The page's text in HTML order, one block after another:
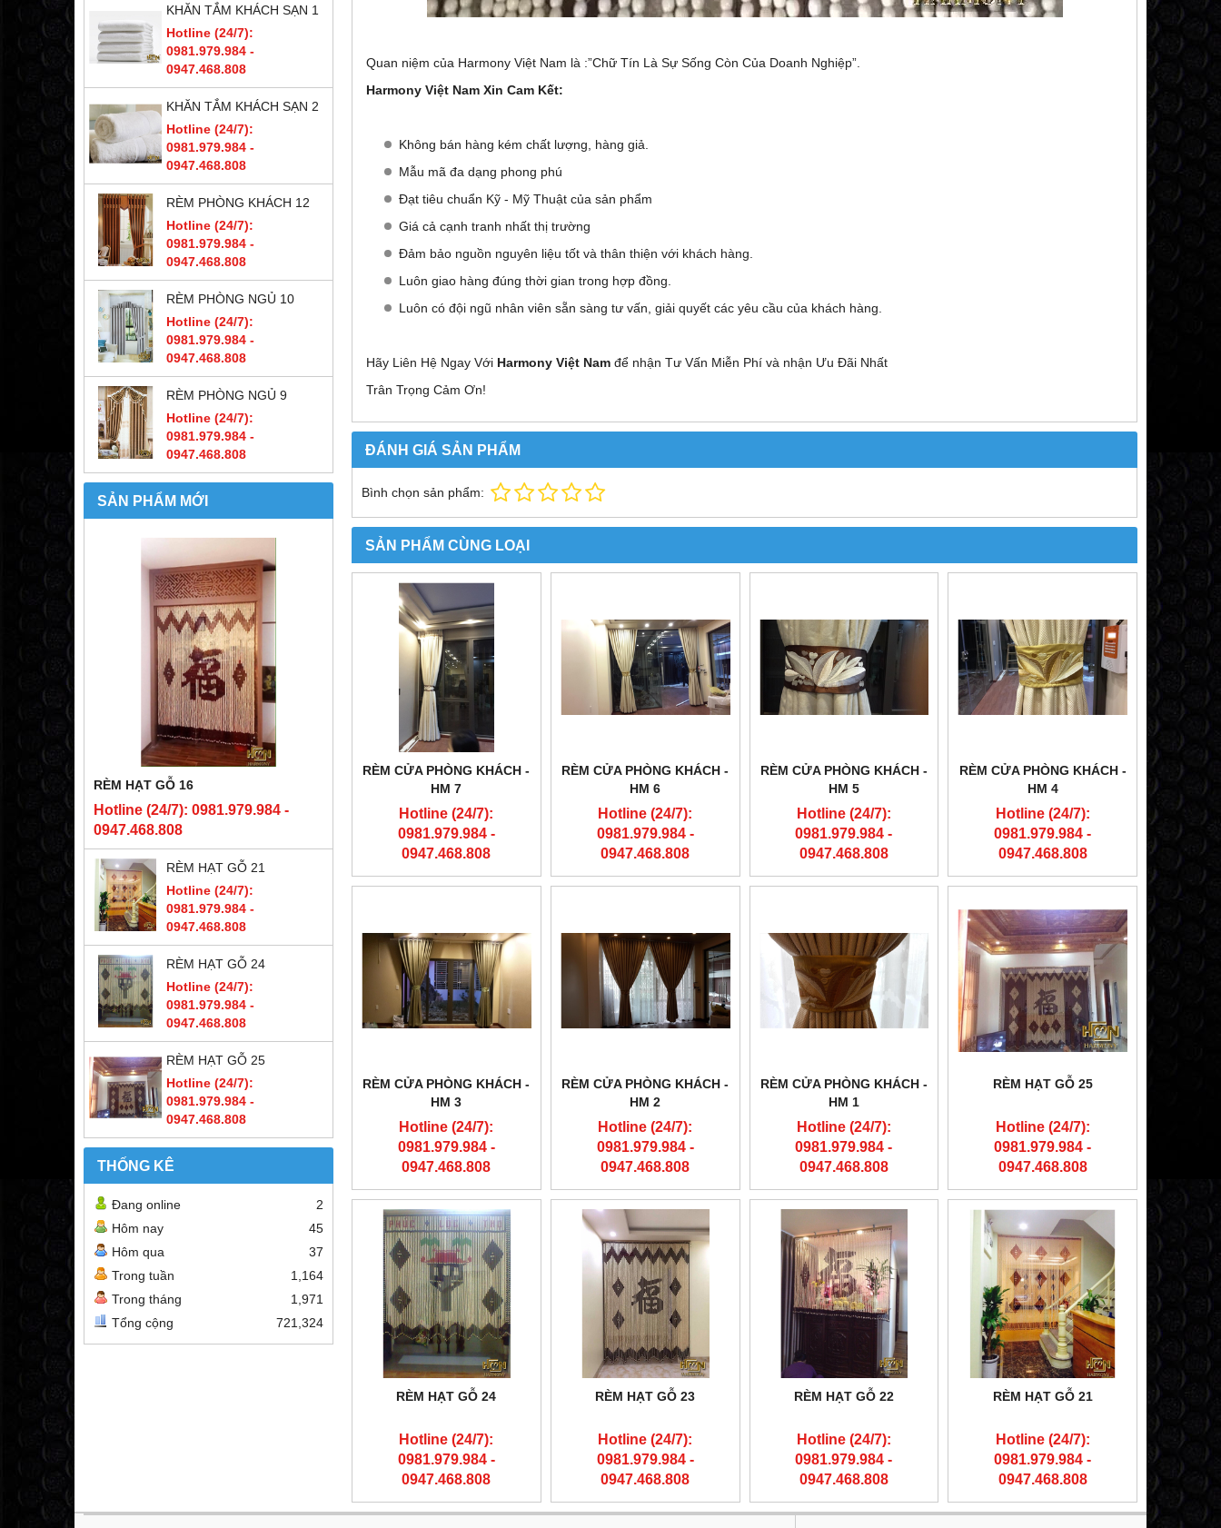
KHĂN TẮM KHÁCH SẠN 1
Hotline (24/7):
0981.979.984 -
0947.468.808
KHĂN TẮM KHÁCH SẠN 2
Hotline (24/7):
0981.979.984 -
0947.468.808
RÈM PHÒNG KHÁCH 12
Hotline (24/7):
0981.979.984 -
0947.468.808
RÈM PHÒNG NGỦ 10
Hotline (24/7):
0981.979.984 -
0947.468.808
RÈM PHÒNG NGỦ 9
Hotline (24/7):
0981.979.984 -
0947.468.808
SẢN PHẨM MỚI
RÈM HẠT GỖ 16
Hotline (24/7): 0981.979.984 -
0947.468.808
RÈM HẠT GỖ 21
Hotline (24/7):
0981.979.984 -
0947.468.808
RÈM HẠT GỖ 24
Hotline (24/7):
0981.979.984 -
0947.468.808
RÈM HẠT GỖ 25
Hotline (24/7):
0981.979.984 -
0947.468.808
THỐNG KÊ
Đang online
2
Hôm nay
45
Hôm qua
37
Trong tuần
1,164
Trong tháng
1,971
Tổng cộng
721,324
Quan niệm của Harmony Việt Nam là :”Chữ Tín Là Sự Sống Còn Của Doanh Nghiệp”.
Harmony Việt Nam Xin Cam Kết:
Không bán hàng kém chất lượng, hàng giả.
Mẫu mã đa dạng phong phú
Đạt tiêu chuẩn Kỹ - Mỹ Thuật của sản phẩm
Giá cả cạnh tranh nhất thị trường
Đảm bảo nguồn nguyên liệu tốt và thân thiện với khách hàng.
Luôn giao hàng đúng thời gian trong hợp đồng.
Luôn có đội ngũ nhân viên sẵn sàng tư vấn, giải quyết các yêu cầu của khách hàng.
Hãy Liên Hệ Ngay Với Harmony Việt Nam để nhận Tư Vấn Miễn Phí và nhận Ưu Đãi Nhất
Trân Trọng Cảm Ơn!
ĐÁNH GIÁ SẢN PHẨM
Bình chọn sản phẩm:
SẢN PHẨM CÙNG LOẠI
RÈM CỬA PHÒNG KHÁCH -
HM 7
Hotline (24/7):
0981.979.984 -
0947.468.808
RÈM CỬA PHÒNG KHÁCH -
HM 6
Hotline (24/7):
0981.979.984 -
0947.468.808
RÈM CỬA PHÒNG KHÁCH -
HM 5
Hotline (24/7):
0981.979.984 -
0947.468.808
RÈM CỬA PHÒNG KHÁCH -
HM 4
Hotline (24/7):
0981.979.984 -
0947.468.808
RÈM CỬA PHÒNG KHÁCH -
HM 3
Hotline (24/7):
0981.979.984 -
0947.468.808
RÈM CỬA PHÒNG KHÁCH -
HM 2
Hotline (24/7):
0981.979.984 -
0947.468.808
RÈM CỬA PHÒNG KHÁCH -
HM 1
Hotline (24/7):
0981.979.984 -
0947.468.808
RÈM HẠT GỖ 25
Hotline (24/7):
0981.979.984 -
0947.468.808
RÈM HẠT GỖ 24
Hotline (24/7):
0981.979.984 -
0947.468.808
RÈM HẠT GỖ 23
Hotline (24/7):
0981.979.984 -
0947.468.808
RÈM HẠT GỖ 22
Hotline (24/7):
0981.979.984 -
0947.468.808
RÈM HẠT GỖ 21
Hotline (24/7):
0981.979.984 -
0947.468.808